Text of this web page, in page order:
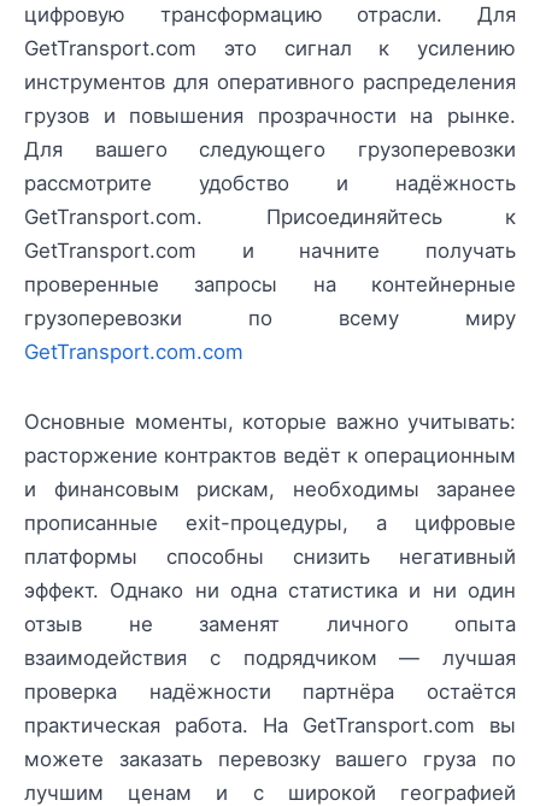
цифровую трансформацию отрасли. Для
GetTransport.com это сигнал к усилению
инструментов для оперативного распределения
грузов и повышения прозрачности на рынке.
Для вашего следующего грузоперевозки
рассмотрите удобство и надёжность
GetTransport.com. Присоединяйтесь к
GetTransport.com и начните получать
проверенные запросы на контейнерные
грузоперевозки по всему миру
GetTransport.com.com
Основные моменты, которые важно учитывать:
расторжение контрактов ведёт к операционным
и финансовым рискам, необходимы заранее
прописанные exit-процедуры, а цифровые
платформы способны снизить негативный
эффект. Однако ни одна статистика и ни один
отзыв не заменят личного опыта
взаимодействия с подрядчиком — лучшая
проверка надёжности партнёра остаётся
практическая работа. На GetTransport.com вы
можете заказать перевозку вашего груза по
лучшим ценам и с широкой географией